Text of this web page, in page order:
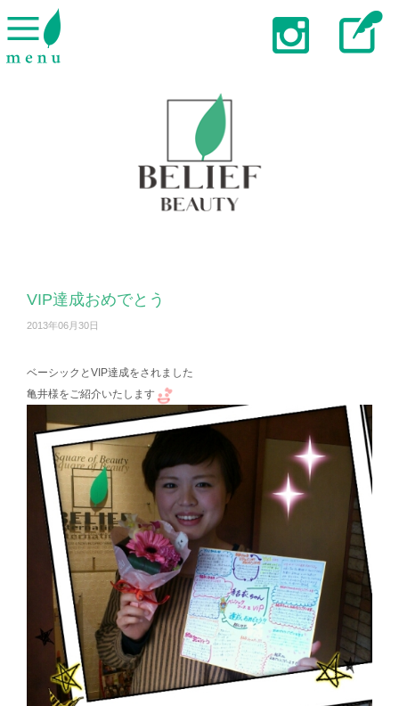
VIP達成おめでとう
2013年06月30日
ベーシックとVIP達成をされました
亀井様をご紹介いたします